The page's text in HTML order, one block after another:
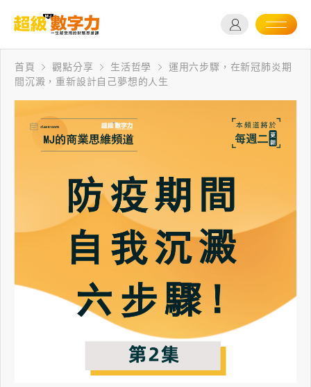
首頁 觀點分享 生活哲學
運用六步驟，在新冠肺炎期
間沉澱，重新設計自己夢想的人生